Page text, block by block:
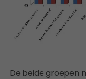
De beide groepen